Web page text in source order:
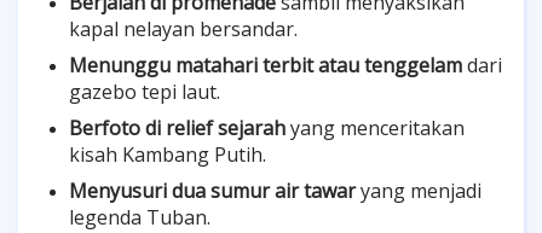
kapal nelayan bersandar.
Menunggu matahari terbit atau tenggelamdari
gazebo tepi laut.
Berfoto di relief sejarahyang menceritakan
kisah Kambang Putih.
Menyusuri dua sumur air tawaryang menjadi
legenda Tuban.